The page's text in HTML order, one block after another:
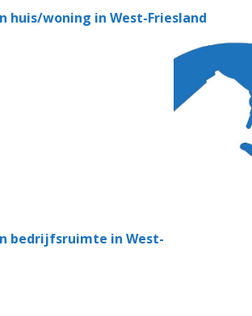
huis/woning in West-Friesland
bedrijfsruimte in West-